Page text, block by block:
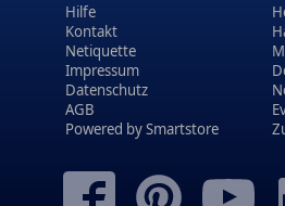
Hilfe
Kontakt
Netiquette
Impressum
Datenschutz
AGB
Powered bySmartstore